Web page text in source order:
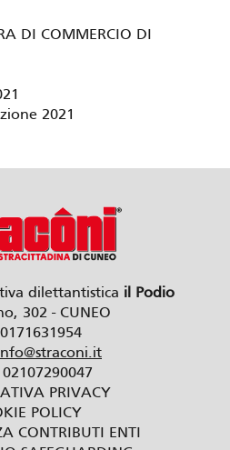
DI COMMERCIO DI
2021
dilettantistica il Podio
302 - CUNEO
02107290047
PRIVACY
POLICY
CONTRIBUTI ENTI